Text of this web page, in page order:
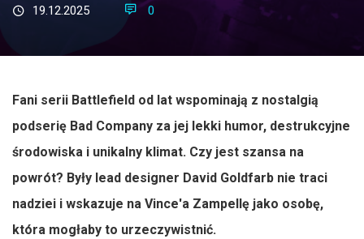
19.12.2025 0
Fani serii Battlefield od lat wspominają z nostalgią
podserię Bad Company za jej lekki humor, destrukcyjne
środowiska i unikalny klimat. Czy jest szansa na
powrót? Były lead designer David Goldfarb nie traci
nadziei i wskazuje na Vince'a Zampellę jako osobę,
która mogłaby to urzeczywistnić.